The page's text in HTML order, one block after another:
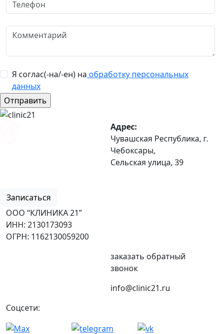
Я соглас(-на/-ен) на обработку персональных
данных
Адрес:
Чувашская Республика, г.
Чебоксары,
Сельская улица, 39
Записаться
ООО “КЛИНИКА 21”
ИНН: 2130173093
ОГРН: 1162130059200
заказать обратный
звонок
info@clinic21.ru
Соцсети: